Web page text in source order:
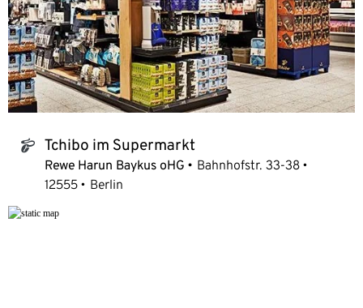
tchibo_logo Tchibo im Supermarkt
Rewe Harun Baykus oHG
Bahnhofstr. 33-38
12555
Berlin